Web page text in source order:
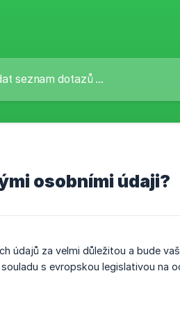
osobními údaji?
údajů za velmi důležitou a bude
s evropskou legislativou na